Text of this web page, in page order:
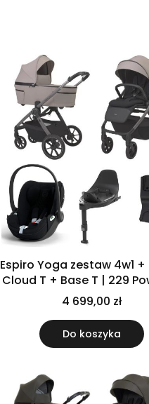
Espiro Yoga zestaw 4w1 + Cybex
Cloud T + Base T | 229
Nature
4 699,00 zł
Do koszyka